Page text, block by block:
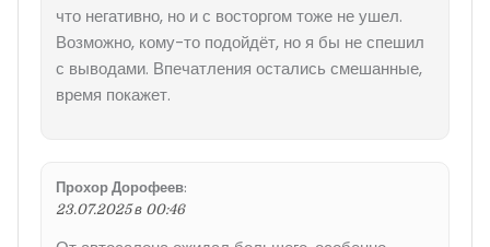
что негативно, но и с восторгом тоже не ушел.
Возможно, кому-то подойдёт, но я бы не спешил
с выводами. Впечатления остались смешанные,
время покажет.
Прохор Дорофеев:
23.07.2025 в 00:46